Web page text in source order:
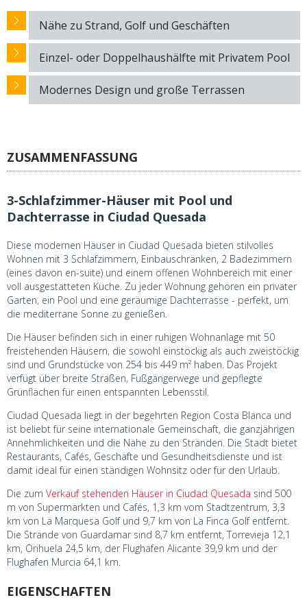
Nähe zu Strand, Golf und Geschäften
Einzel- oder Doppelhaushälfte mit Privatem Pool
Modernes Design und große Terrassen
ZUSAMMENFASSUNG
3-Schlafzimmer-Häuser mit Pool und
Dachterrasse in Ciudad Quesada
Diese modernen Häuser in Ciudad Quesada bieten stilvolles
Wohnen mit 3 Schlafzimmern, Einbauschränken, 2 Badezimmern
(eines davon en-suite) und einem offenen Wohnbereich mit einer
voll ausgestatteten Küche. Zu jeder Wohnung gehören ein privater
Garten, ein Pool und eine geräumige Dachterrasse - perfekt, um
die mediterrane Sonne zu genießen.
Die Häuser befinden sich in einer ruhigen Wohnanlage mit 50
freistehenden Häusern, die sowohl einstöckig als auch zweistöckig
sind und Grundstücke von 254 bis 449 m² haben. Das Projekt
verfügt über breite Straßen, Fußgängerwege und gepflegte
Grünflächen für einen entspannten Lebensstil.
Ciudad Quesada liegt in der begehrten Region Costa Blanca und
ist beliebt für seine internationale Gemeinschaft, die ganzjährigen
Annehmlichkeiten und die Nähe zu den Stränden. Die Stadt bietet
Restaurants, Cafés, Geschäfte und Gesundheitsdienste und ist
damit ideal für einen ständigen Wohnsitz oder für den Urlaub.
Die zum Verkauf stehenden Häuser in Ciudad Quesada sind 500
m von Supermärkten und Cafés, 1,3 km vom Stadtzentrum, 3,3
km von La Marquesa Golf und 9,7 km von La Finca Golf entfernt.
Die Strände von Guardamar sind 8,7 km entfernt, Torrevieja 12,1
km, Orihuela 24,5 km, der Flughafen Alicante 39,9 km und der
Flughafen Murcia 64,1 km.
EIGENSCHAFTEN